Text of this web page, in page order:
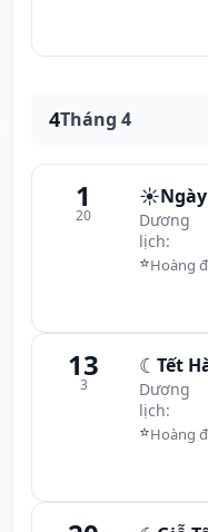
4Tháng 4
1
20
☀️
Dương
lịch:
⭐Hoàng
13
3
☾ Tết
Dương
lịch:
⭐Hoàng